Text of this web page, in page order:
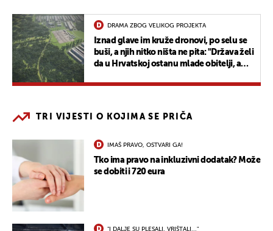
DRAMA ZBOG VELIKOG PROJEKTA
Iznad glave im kruže dronovi, po selu se
buši, a njih nitko ništa ne pita: "Država želi
da u Hrvatskoj ostanu mlade obitelji, a
TRI VIJESTI O KOJIMA SE PRIČA
IMAŠ PRAVO, OSTVARI GA!
Tko ima pravo na inkluzivni dodatak? Može
se dobiti i 720 eura
"I DALJE SU PLESALI, VRIŠTALI..."